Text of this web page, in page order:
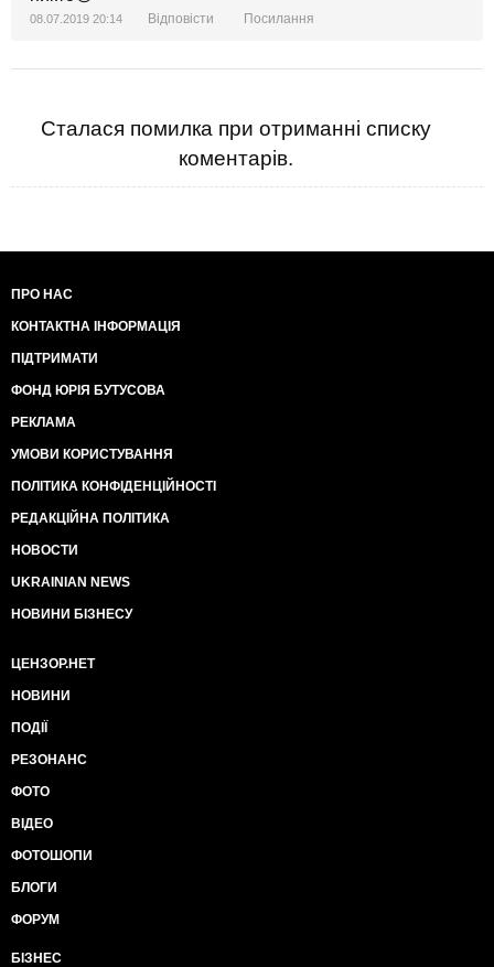
08.07.2019 20:14 Відповісти Посилання
Сталася помилка при отриманні списку
коментарів.
ПРО НАС
КОНТАКТНА ІНФОРМАЦІЯ
ПІДТРИМАТИ
ФОНД ЮРІЯ БУТУСОВА
РЕКЛАМА
УМОВИ КОРИСТУВАННЯ
ПОЛІТИКА КОНФІДЕНЦІЙНОСТІ
РЕДАКЦІЙНА ПОЛІТИКА
НОВОСТИ
UKRAINIAN NEWS
НОВИНИ БІЗНЕСУ
ЦЕНЗОР.НЕТ
НОВИНИ
ПОДІЇ
РЕЗОНАНС
ФОТО
ВІДЕО
ФОТОШОПИ
БЛОГИ
ФОРУМ
БІЗНЕС